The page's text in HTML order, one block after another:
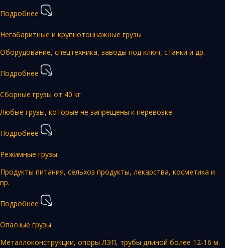
Подробнее
Негабаритные и крупнотоннажные грузы
Оборудование, спецтехника, заводы под ключ, станки и др.
Подробнее
Сборные грузы от 40 кг
Любые грузы, которые не запрещены к перевозке.
Подробнее
Режимные грузы
Продукты питания, сельхоз продукты, лекарства, косметика и
пр.
Подробнее
Опасные грузы
Металлоконструкции, опоры ЛЭП, трубы длиной более 12-16 м.